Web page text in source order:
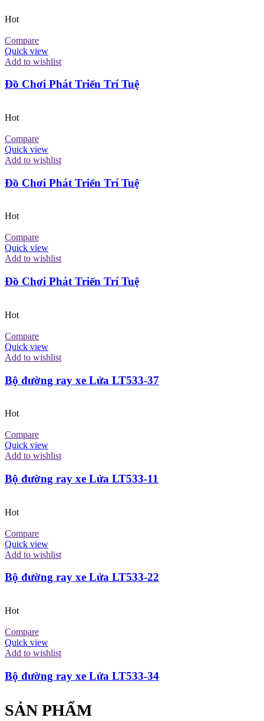
Hot
Compare
Quick view
Add to wishlist
Đồ Chơi Phát Triển Trí Tuệ
Hot
Compare
Quick view
Add to wishlist
Đồ Chơi Phát Triển Trí Tuệ
Hot
Compare
Quick view
Add to wishlist
Đồ Chơi Phát Triển Trí Tuệ
Hot
Compare
Quick view
Add to wishlist
Bộ đường ray xe Lửa LT533-37
Hot
Compare
Quick view
Add to wishlist
Bộ đường ray xe Lửa LT533-11
Hot
Compare
Quick view
Add to wishlist
Bộ đường ray xe Lửa LT533-22
Hot
Compare
Quick view
Add to wishlist
Bộ đường ray xe Lửa LT533-34
SẢN PHẨM